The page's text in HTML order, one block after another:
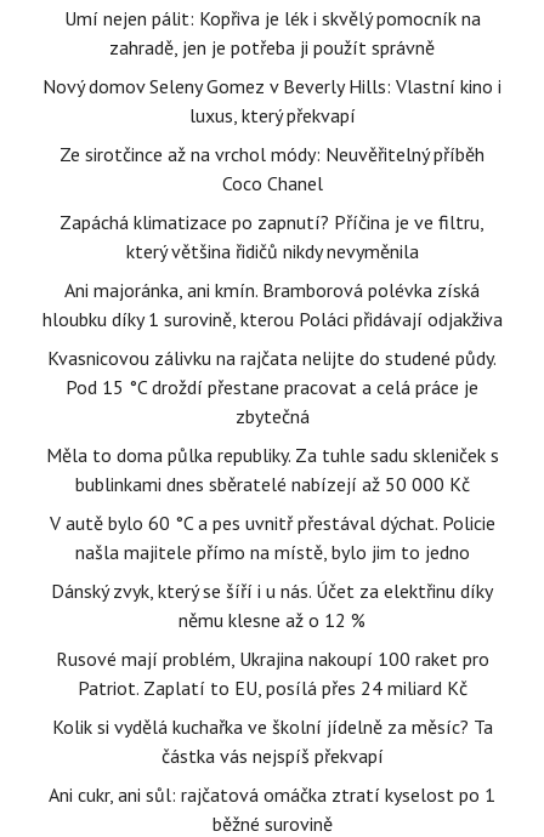
Umí nejen pálit: Kopřiva je lék i skvělý pomocník na
zahradě, jen je potřeba ji použít správně
Nový domov Seleny Gomez v Beverly Hills: Vlastní kino i
luxus, který překvapí
Ze sirotčince až na vrchol módy: Neuvěřitelný příběh
Coco Chanel
Zapáchá klimatizace po zapnutí? Příčina je ve filtru,
který většina řidičů nikdy nevyměnila
Ani majoránka, ani kmín. Bramborová polévka získá
hloubku díky 1 surovině, kterou Poláci přidávají odjakživa
Kvasnicovou zálivku na rajčata nelijte do studené půdy.
Pod 15 °C droždí přestane pracovat a celá práce je
zbytečná
Měla to doma půlka republiky. Za tuhle sadu skleniček s
bublinkami dnes sběratelé nabízejí až 50 000 Kč
V autě bylo 60 °C a pes uvnitř přestával dýchat. Policie
našla majitele přímo na místě, bylo jim to jedno
Dánský zvyk, který se šíří i u nás. Účet za elektřinu díky
němu klesne až o 12 %
Rusové mají problém, Ukrajina nakoupí 100 raket pro
Patriot. Zaplatí to EU, posílá přes 24 miliard Kč
Kolik si vydělá kuchařka ve školní jídelně za měsíc? Ta
částka vás nejspíš překvapí
Ani cukr, ani sůl: rajčatová omáčka ztratí kyselost po 1
běžné surovině